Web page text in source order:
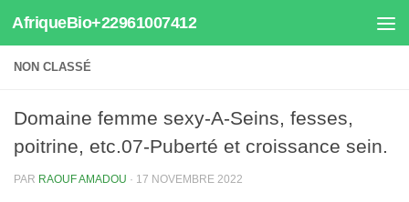
Au dessous du contenu
AfriqueBio+22961007412
NON CLASSÉ
Domaine femme sexy-A-Seins, fesses,
poitrine, etc.07-Puberté et croissance sein.
PAR RAOUF AMADOU · 17 NOVEMBRE 2022